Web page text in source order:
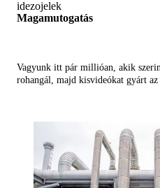
Magamutogatás
Vagyunk itt pár millióan, akik
rohangál, majd kisvideókat gyárt